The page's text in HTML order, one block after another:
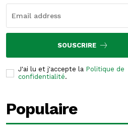
SOUSCRIRE
J'ai lu et j'accepte la Politique de
confidentialité.
Populaire